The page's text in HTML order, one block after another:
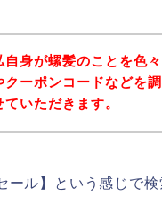
身が螺髪のことを色
クーポンコードなどを
いただきます。
ル】という感じで